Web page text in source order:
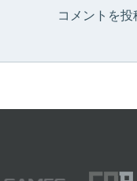
コメントを